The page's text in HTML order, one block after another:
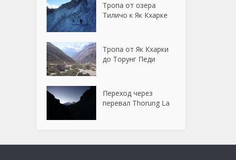
Тропа от озера
Тиличо к Як Кхарке
Тропа от Як Кхарки
до Торунг Педи
Переход через
перевал Thorung La